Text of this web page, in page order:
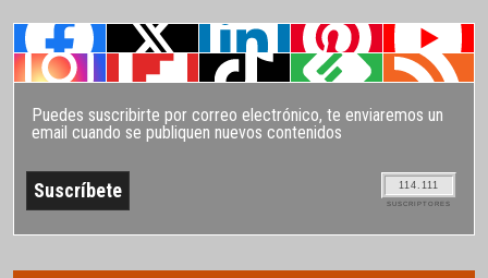
Puedes suscribirte por correo electrónico, te enviaremos un
email cuando se publiquen nuevos contenidos
114.111
SUSCRIPTORES